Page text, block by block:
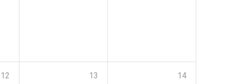
12 13 14